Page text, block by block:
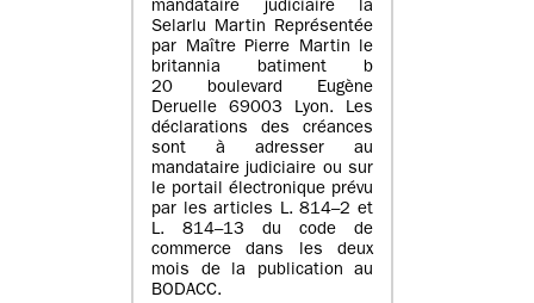
mandataire judiciaire la
Selarlu Martin Représentée
par Maître Pierre Martin le
britannia batiment b
20 boulevard Eugène
Deruelle 69003 Lyon. Les
déclarations des créances
sont à adresser au
mandataire judiciaire ou sur
le portail électronique prévu
par les articles L. 814–2 et
L. 814–13 du code de
commerce dans les deux
mois de la publication au
BODACC.